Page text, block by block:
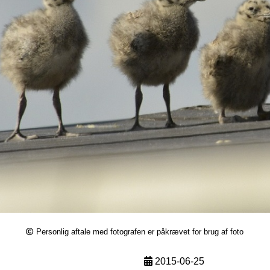
Personlig aftale med fotografen er påkrævet for brug af foto
2015-06-25